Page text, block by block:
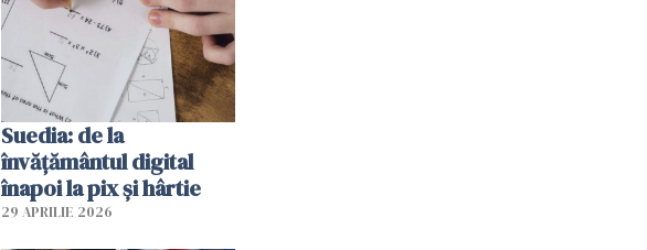
Suedia: de la
învățământul digital
înapoi la pix și hârtie
29 APRILIE 2026